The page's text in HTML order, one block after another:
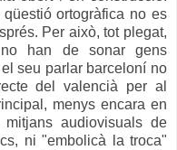
ortogràfica no es
Per això, tot plegat,
han de sonar gens
seu parlar barceloní no
del valencià per al
menys encara en
audiovisuals de
ni "embolicà la troca"